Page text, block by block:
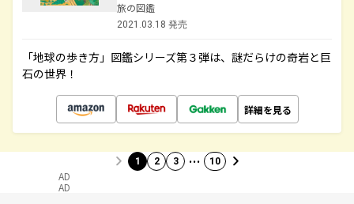
旅の図鑑
2021.03.18 発売
「地球の歩き方」図鑑シリーズ第３弾は、謎だらけの奇岩と巨
石の世界！
詳細を見る
1 2 3 … 10
AD
AD